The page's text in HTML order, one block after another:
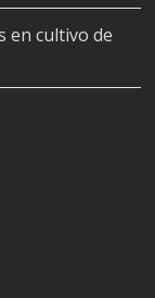
en cultivo de